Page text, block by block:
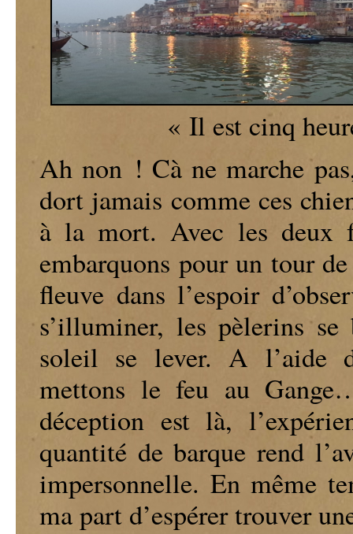
« Il est cinq
Ah non ! Cà ne marche
dort jamais comme ces
à la mort. Avec les deux
embarquons pour un tour
fleuve dans l’espoir
s’illuminer, les pèlerins
soleil se lever. A l’aide
mettons le feu au
déception est là,
quantité de barque rend
impersonnelle. En même
ma part d’espérer trouver